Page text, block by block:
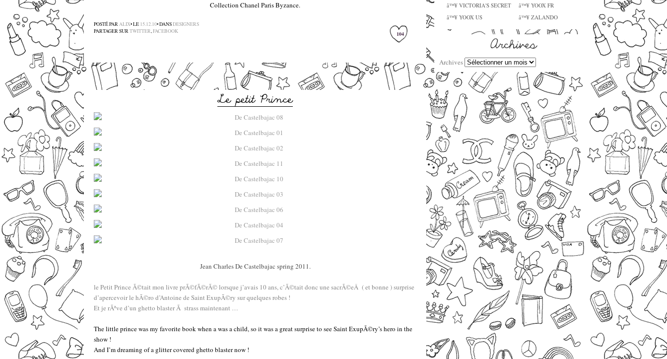
â™¥ VICTORIA'S SECRET
â™¥ YOOX FR
â™¥ YOOX US
â™¥ ZALANDO
Archives
Collection Chanel Paris Byzance.
POSTÉ PARALIX• LE 15.12.10• DANSDESIGNERS
PARTAGER SURTWITTER,FACEBOOK 104
Jean Charles De Castelbajac spring 2011.
le Petit Prince Ã©tait mon livre prÃ©fÃ©rÃ© lorsque j’avais 10 ans, c’Ã©tait donc une sacrÃ©eÂ ( et bonne ) surprise
d’apercevoir le hÃ©ro d’Antoine de Saint ExupÃ©ry sur quelques robes !
Et je rÃªve d’un ghetto blaster Ã strass maintenant …
The little prince was my favorite book when a was a child, so it was a great surprise to see Saint ExupÃ©ry’s hero in the
show !
And I’m dreaming of a glitter covered ghetto blaster now !